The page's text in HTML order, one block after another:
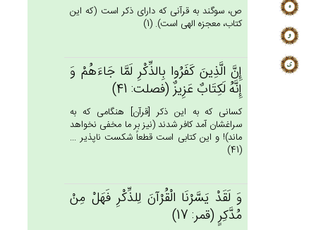
ص، سوگند به قرآنى كه داراى ذكر است (كه اين
كتاب، معجزه الهى است). (1)
إِن‌َّ الَّذِين‌َ كَفَرُوا بِالذِّكْرِ لَمَّا جَاءَهُم‌ْ وَ
إِنَّه‌ُ لَكِتَاب‌ٌ عَزِيزٌ (فصلت: 41)
كسانى كه به اين ذكر [قرآن‏] هنگامى كه به
سراغشان آمد كافر شدند (نيز بر ما مخفى نخواهد
ماند)! و اين كتابى است قطعاً شكست ناپذير ...
(41)
وَ لَقَدْ يَسَّرْنَا الْقُرْآن‌َ لِلذِّكْرِ فَهَل‌ْ مِنْ‌
مُدَّكِرٍ (قمر: 17)